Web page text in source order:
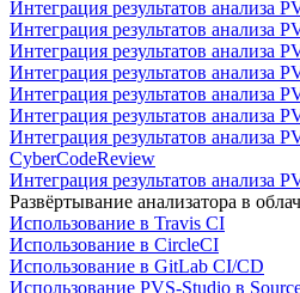
Интеграция результатов анализа
Интеграция результатов анализа
Интеграция результатов анализа
Интеграция результатов анализа
Интеграция результатов анализа
Интеграция результатов анализа
Интеграция результатов анализа
CyberCodeReview
Интеграция результатов анализа
Развёртывание анализатора в
Использование в Travis CI
Использование в CircleCI
Использование в GitLab CI/CD
Использование PVS-Studio в